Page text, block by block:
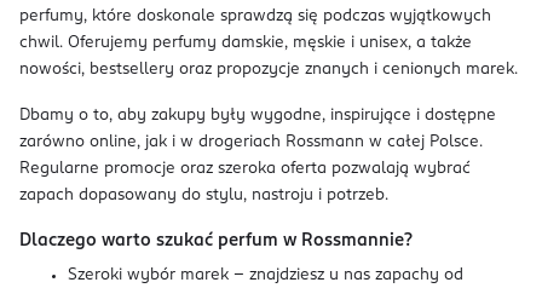
perfumy, które doskonale sprawdzą się podczas wyjątkowych
chwil. Oferujemy perfumy damskie, męskie i unisex, a także
nowości, bestsellery oraz propozycje znanych i cenionych marek.
Dbamy o to, aby zakupy były wygodne, inspirujące i dostępne
zarówno online, jak i w drogeriach Rossmann w całej Polsce.
Regularne promocje oraz szeroka oferta pozwalają wybrać
zapach dopasowany do stylu, nastroju i potrzeb.
Dlaczego warto szukać perfum w Rossmannie?
Szeroki wybór marek – znajdziesz u nas zapachy od